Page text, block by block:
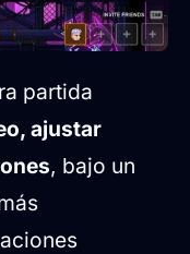
partida
ajustar
, bajo un